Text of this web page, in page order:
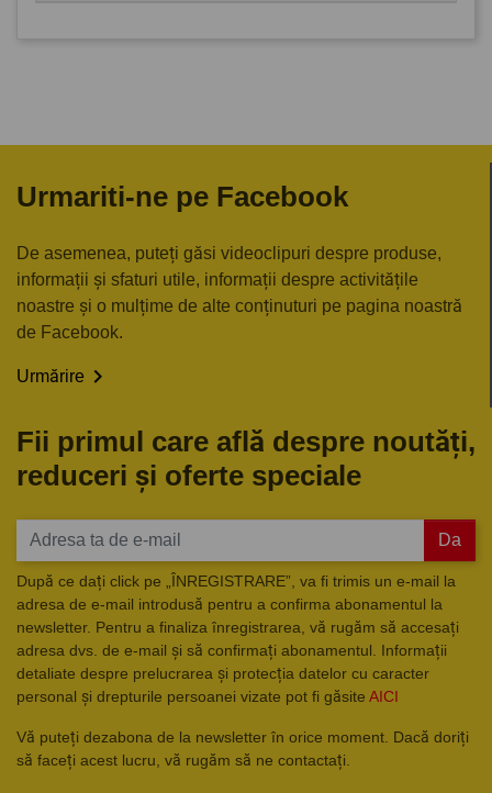
Urmariti-ne pe Facebook
De asemenea, puteți găsi videoclipuri despre produse,
informații și sfaturi utile, informații despre activitățile
noastre și o mulțime de alte conținuturi pe pagina noastră
de Facebook.
Urmărire 
Fii primul care află despre noutăți,
reduceri și oferte speciale
Da
După ce dați click pe „ÎNREGISTRARE”, va fi trimis un e-mail la
adresa de e-mail introdusă pentru a confirma abonamentul la
newsletter. Pentru a finaliza înregistrarea, vă rugăm să accesați
adresa dvs. de e-mail și să confirmați abonamentul. Informații
detaliate despre prelucrarea și protecția datelor cu caracter
personal și drepturile persoanei vizate pot fi găsite AICI
Vă puteți dezabona de la newsletter în orice moment. Dacă doriți
să faceți acest lucru, vă rugăm să ne contactați.